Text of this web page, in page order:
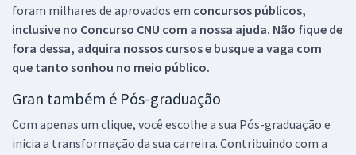
foram milhares de aprovados em concursos públicos,
inclusive no Concurso CNU com a nossa ajuda. Não fique de
fora dessa, adquira nossos cursos e busque a vaga com
que tanto sonhou no meio público.
Gran também é Pós-graduação
Com apenas um clique, você escolhe a sua Pós-graduação e
inicia a transformação da sua carreira. Contribuindo com a